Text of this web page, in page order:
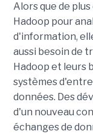
Alors que de
Hadoop pour
d'information,
aussi besoin de
Hadoop et leurs
systèmes
données. Des
d'un nouveau
échanges de